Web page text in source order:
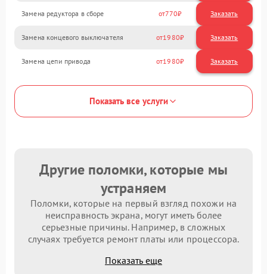
Замена редуктора в сборе 770
Замена концевого выключателя 1980
Замена цепи привода 1980
Показать все услуги
Другие поломки, которые мы
устраняем
Поломки, которые на первый взгляд похожи на
неисправность экрана, могут иметь более
серьезные причины. Например, в сложных
случаях требуется ремонт платы или процессора.
Показать еще